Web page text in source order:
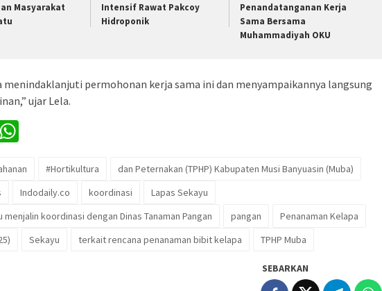
Masyarakat
Intensif Rawat Pakcoy
Hidroponik
Penandatanganan Kerja
Sama Bersama
Muhammadiyah OKU
menindaklanjuti permohonan kerja sama ini dan menyampaikannya langsung
ujar Lela.
#Hortikultura
dan Peternakan (TPHP) Kabupaten Musi Banyuasin (Muba)
Indodaily.co koordinasi
Lapas Sekayu
menjalin koordinasi dengan Dinas Tanaman Pangan
pangan
Penanaman Kelapa
Sekayu terkait rencana penanaman bibit kelapa TPHP Muba
SEBARKAN